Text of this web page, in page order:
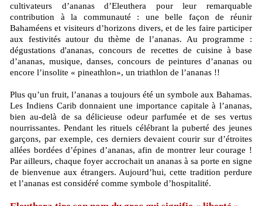
cultivateurs d’ananas d’Eleuthera pour leur remarquable
contribution à la communauté : une belle façon de réunir
Bahaméens et visiteurs d’horizons divers, et de les faire participer
aux festivités autour du thème de l’ananas. Au programme :
dégustations d'ananas, concours de recettes de cuisine à base
d’ananas, musique, danses, concours de peintures d’ananas ou
encore l’insolite « pineathlon», un triathlon de l’ananas !!
Plus qu’un fruit, l’ananas a toujours été un symbole aux Bahamas.
Les Indiens Carib donnaient une importance capitale à l’ananas,
bien au-delà de sa délicieuse odeur parfumée et de ses vertus
nourrissantes. Pendant les rituels célébrant la puberté des jeunes
garçons, par exemple, ces derniers devaient courir sur d’étroites
allées bordées d’épines d’ananas, afin de montrer leur courage !
Par ailleurs, chaque foyer accrochait un ananas à sa porte en signe
de bienvenue aux étrangers. Aujourd’hui, cette tradition perdure
et l’ananas est considéré comme symbole d’hospitalité.